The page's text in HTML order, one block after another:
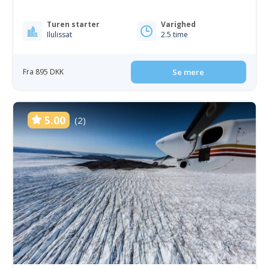
Turen starter
Ilulissat
Varighed
2.5 time
Fra 895 DKK Se mere
5.00 (2)